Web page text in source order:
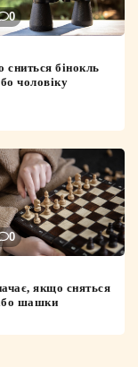
0
сниться бінокль
чоловіку
0
якщо сняться
шашки